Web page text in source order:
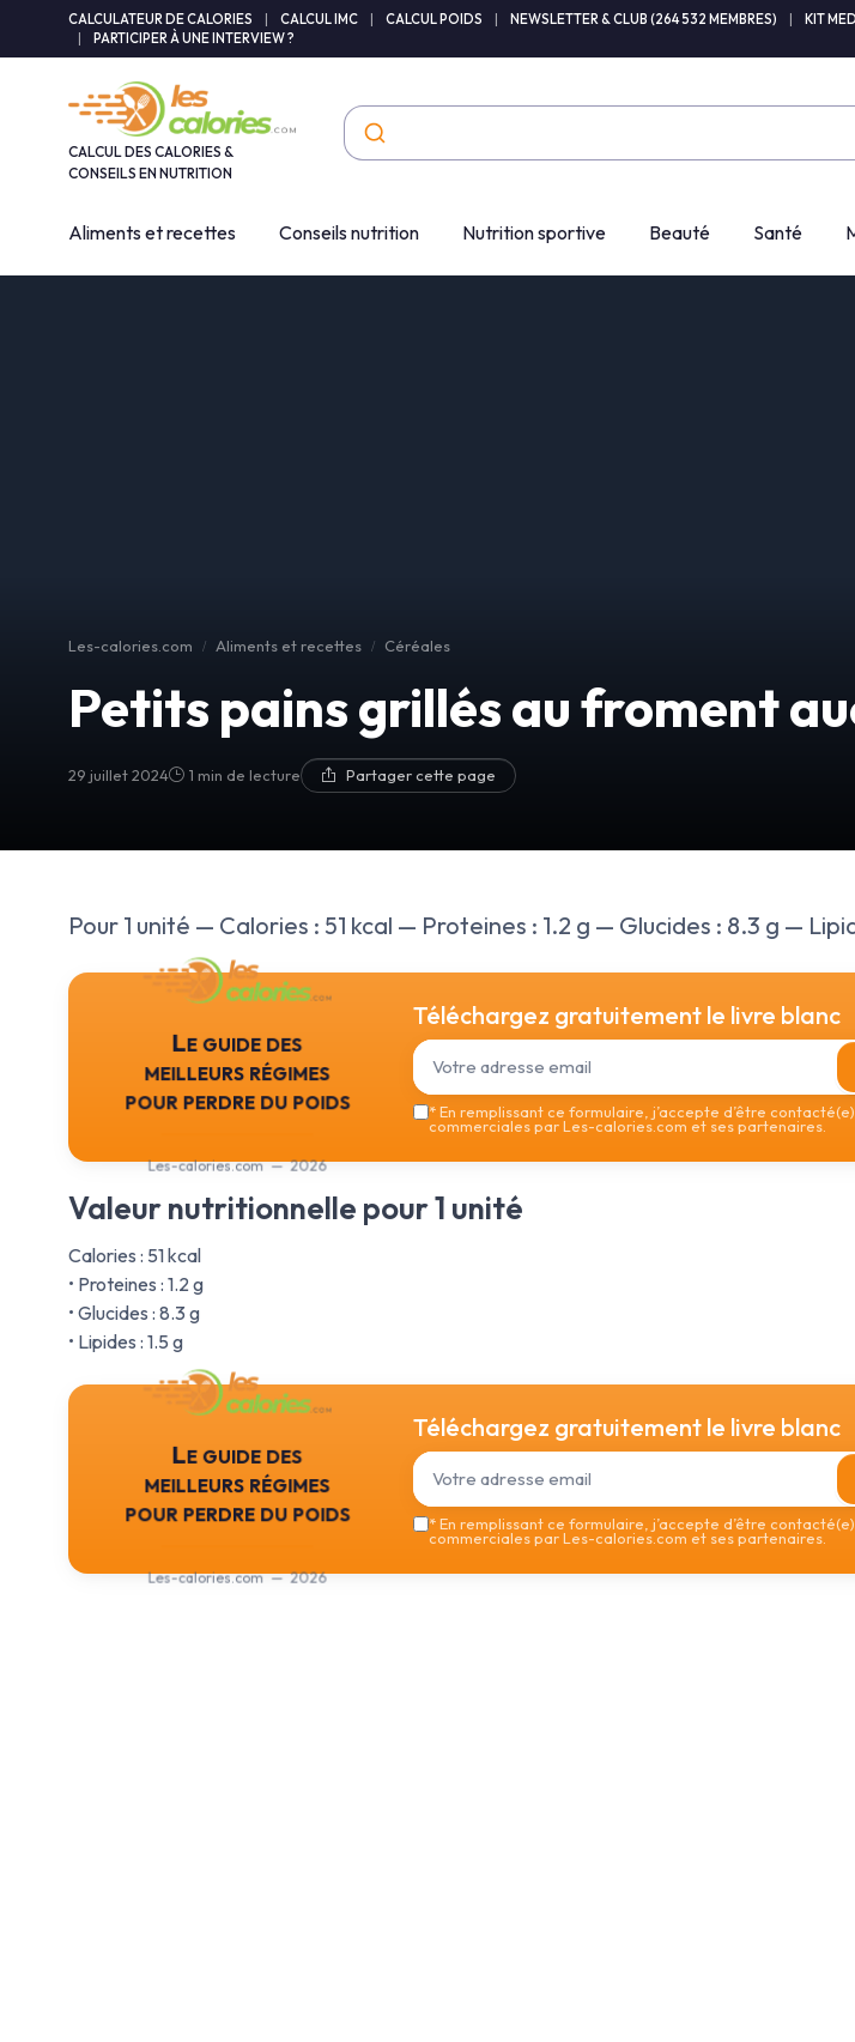
CALCULATEUR DE CALORIES CALCUL IMC CALCUL POIDS NEWSLETTER & CLUB (264 532 MEMBRES) KIT
PARTICIPER À UNE INTERVIEW ?
CALCUL DES CALORIES &
CONSEILS EN NUTRITION
Aliments et recettes Conseils nutrition Nutrition sportive Beauté Santé
Les-calories.com Aliments et recettes Céréales
Petits pains grillés au froment
29 juillet 2024 1 min de lecture Partager cette page
Pour 1 unité — Calories : 51 kcal — Proteines : 1.2 g — Glucides : 8.3 g —
Le guide des
meilleurs régimes
pour perdre du poids
Les-calories.com — 2026
Téléchargez gratuitement le livre blanc
*En remplissant ce formulaire, j’accepte d’être
commerciales par Les-calories.com et ses partenaires.
Valeur nutritionnelle pour 1 unité
Calories : 51 kcal
• Proteines : 1.2 g
• Glucides : 8.3 g
• Lipides : 1.5 g
Le guide des
meilleurs régimes
pour perdre du poids
Les-calories.com — 2026
Téléchargez gratuitement le livre blanc
*En remplissant ce formulaire, j’accepte d’être
commerciales par Les-calories.com et ses partenaires.
Panneau de gestion des cookies